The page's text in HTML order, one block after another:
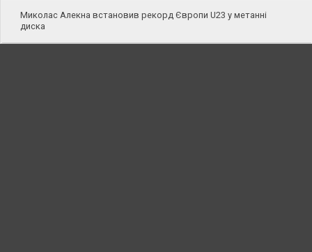
Миколас Алекна встановив рекорд Європи U23 у метанні
диска